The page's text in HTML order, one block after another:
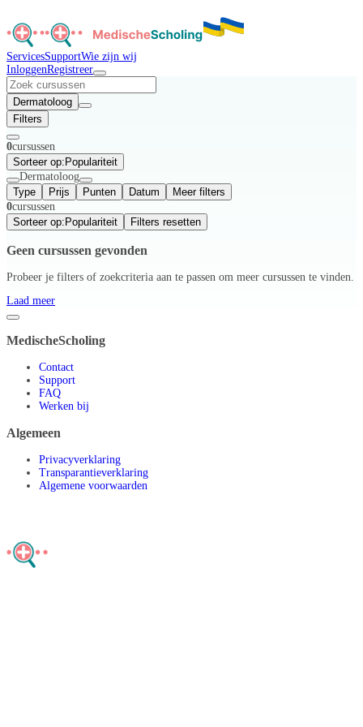
ServicesSupportWie zijn wij
InloggenRegistreer
Dermatoloog
Filters
0cursussen
Sorteer op: Populariteit
Dermatoloog
Type
Prijs Punten Datum
Meer filters
0cursussen
Sorteer op: Populariteit Filters resetten
Geen cursussen gevonden
Probeer je filters of zoekcriteria aan te passen om meer cursussen te vinden.
Laad meer
MedischeScholing
Contact
Support
FAQ
Werken bij
Algemeen
Privacyverklaring
Transparantieverklaring
Algemene voorwaarden